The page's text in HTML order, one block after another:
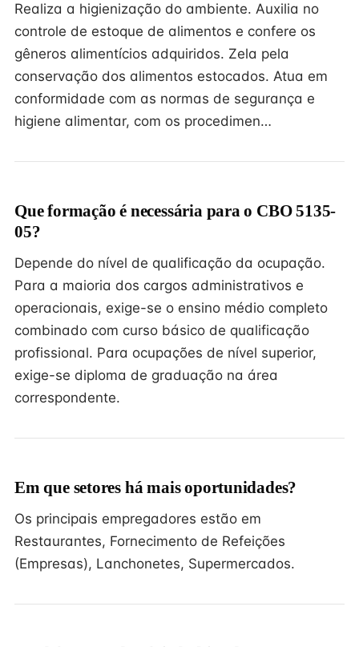
Realiza a higienização do ambiente. Auxilia no
controle de estoque de alimentos e confere os
gêneros alimentícios adquiridos. Zela pela
conservação dos alimentos estocados. Atua em
conformidade com as normas de segurança e
higiene alimentar, com os procedimen…
Que formação é necessária para o CBO 5135-
05?
Depende do nível de qualificação da ocupação.
Para a maioria dos cargos administrativos e
operacionais, exige-se o ensino médio completo
combinado com curso básico de qualificação
profissional. Para ocupações de nível superior,
exige-se diploma de graduação na área
correspondente.
Em que setores há mais oportunidades?
Os principais empregadores estão em
Restaurantes, Fornecimento de Refeições
(Empresas), Lanchonetes, Supermercados.